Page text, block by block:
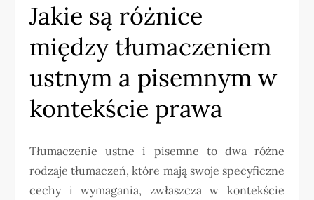
Jakie są różnice
między tłumaczeniem
ustnym a pisemnym w
kontekście prawa
Tłumaczenie ustne i pisemne to dwa różne
rodzaje tłumaczeń, które mają swoje specyficzne
cechy i wymagania, zwłaszcza w kontekście